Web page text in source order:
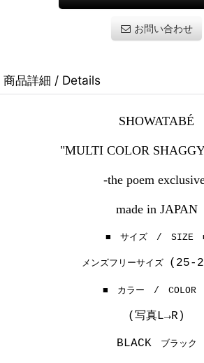
お問い合わせ
商品詳細 / Details
SHOWATABÉ
"MULTI COLOR
-the poem
made in JAPAN
■ サイズ / SIZE
メンズフリーサイズ (25-
■ カラー / COLOR
(写真L→R)
BLACKブラック